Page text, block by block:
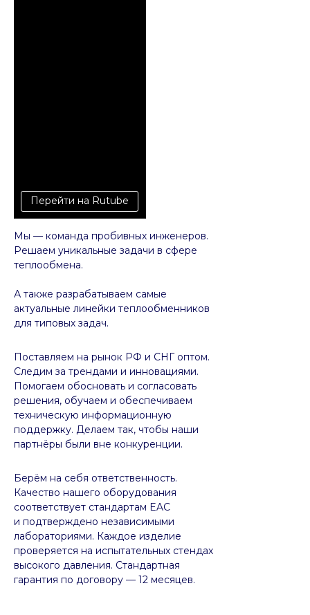
Мы — команда пробивных инженеров.
Решаем уникальные задачи в сфере
теплообмена.
А также разрабатываем самые
актуальные линейки теплообменников
для типовых задач.
Берём на себя ответственность.
Качество нашего оборудования
соответствует стандартам EAC
и подтверждено независимыми
лабораториями. Каждое изделие
проверяется на испытательных стендах
высокого давления. Стандартная
гарантия по договору — 12 месяцев.
Поставляем на рынок РФ и СНГ оптом.
Следим за трендами и инновациями.
Помогаем обосновать и согласовать
решения, обучаем и обеспечиваем
техническую информационную
поддержку. Делаем так, чтобы наши
партнёры были вне конкуренции.
Перейти на Rutube